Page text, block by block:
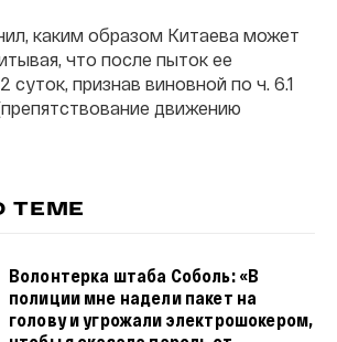
каким образом Китаева может
что после пыток ее
суток, признав виновной по ч. 6.1
движению
ТЕМЕ
Волонтерка штаба Соболь: «В
полиции мне надели пакет на
голову и угрожали электрошокером,